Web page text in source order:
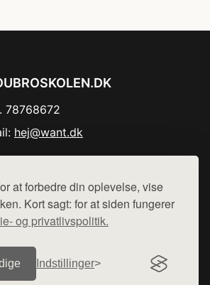
at forbedre din oplevelse, vise
Kort sagt: for at siden fungerer
og privatlivspolitik.
Indstillinger
78768672
hej@want.dk
denne side - vi henviser til de shops,